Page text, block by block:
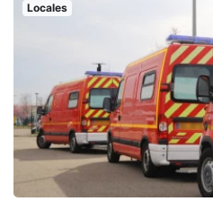
Locales